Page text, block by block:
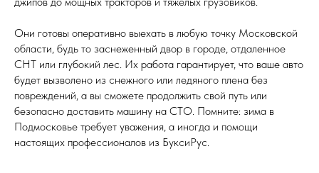
Они готовы оперативно выехать в любую точку Московской
области, будь то заснеженный двор в городе, отдаленное
СНТ или глубокий лес. Их работа гарантирует, что ваше авто
будет вызволено из снежного или ледяного плена без
повреждений, а вы сможете продолжить свой путь или
безопасно доставить машину на СТО. Помните: зима в
Подмосковье требует уважения, а иногда и помощи
настоящих профессионалов из БуксиРус.